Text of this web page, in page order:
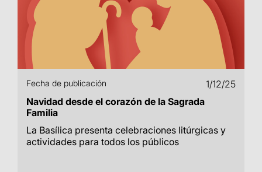
Fecha de publicación
1/12/25
Navidad desde el corazón de la Sagrada
Familia
La Basílica presenta celebraciones litúrgicas y
actividades para todos los públicos